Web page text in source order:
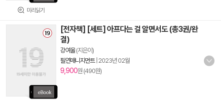
미리읽기
[전자책] [세트] 아프다는 걸 알면서도 (총3권/완
결)
강여울(지은이)
필연매니지먼트| 2023년 02월
9,900원 (490원)